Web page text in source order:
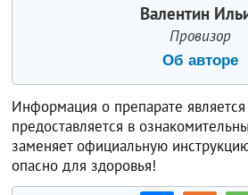
Валентин
Провизор
Об авторе
Информация о препарате
предоставляется в
заменяет официальную
опасно для здоровья!